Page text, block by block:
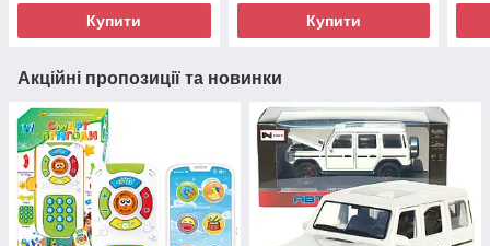
Купити Купити
Акційні пропозиції та новинки